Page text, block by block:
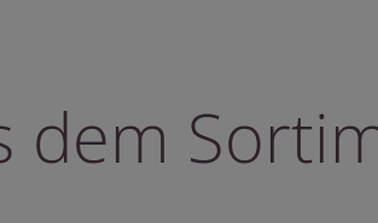
dem